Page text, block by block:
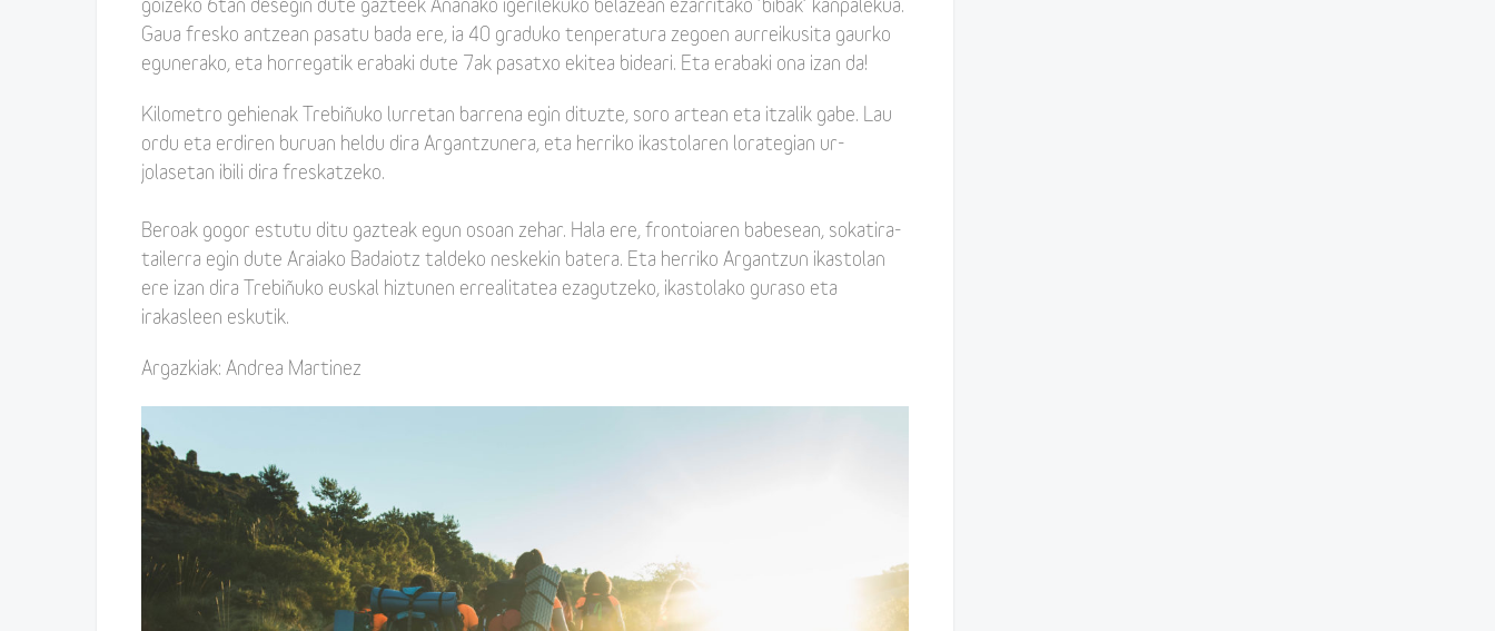
goizeko 6tan desegin dute gazteek Añanako igerilekuko belazean ezarritako ‘bibak’ kanpalekua.
Gaua fresko antzean pasatu bada ere, ia 40 graduko tenperatura zegoen aurreikusita gaurko
egunerako, eta horregatik erabaki dute 7ak pasatxo ekitea bideari. Eta erabaki ona izan da!
Kilometro gehienak Trebiñuko lurretan barrena egin dituzte, soro artean eta itzalik gabe. Lau
ordu eta erdiren buruan heldu dira Argantzunera, eta herriko ikastolaren lorategian ur-
jolasetan ibili dira freskatzeko.
Beroak gogor estutu ditu gazteak egun osoan zehar. Hala ere, frontoiaren babesean, sokatira-
tailerra egin dute Araiako Badaiotz taldeko neskekin batera. Eta herriko Argantzun ikastolan
ere izan dira Trebiñuko euskal hiztunen errealitatea ezagutzeko, ikastolako guraso eta
irakasleen eskutik.
Argazkiak: Andrea Martinez